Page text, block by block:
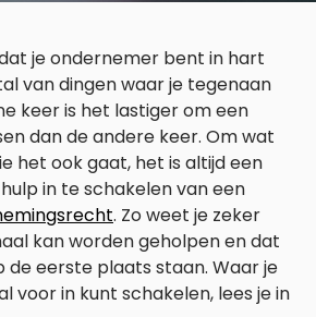
je ondernemer bent in hart
van dingen waar je tegenaan
keer is het lastiger om een
dan de andere keer. Om wat
het ook gaat, het is altijd een
in te schakelen van een
. Zo weet je zeker
kan worden geholpen en dat
de eerste plaats staan. Waar je
voor in kunt schakelen, lees je in